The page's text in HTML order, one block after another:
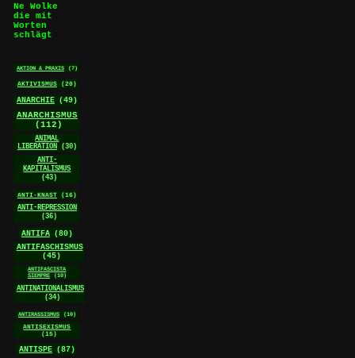
Ne Wolke
die mit
Worten
schlägt
AKTION & PRAXIS (7)
AKTIVISMUS (20)
ANARCHIE (49)
ANARCHISMUS
(112)
ANIMAL
LIBERATION
(30)
ANTI-
KAPITALISMUS
(43)
ANTI-KNAST (16)
ANTI-REPRESSION
(36)
ANTIFA (80)
ANTIFASCHISMUS
(45)
ANTIFASCISTA
SIEMPRE
(10)
ANTINATIONALISMUS
(34)
ANTIRASSISMUS (10)
ANTISEXISMUS
(15)
ANTISPE (87)